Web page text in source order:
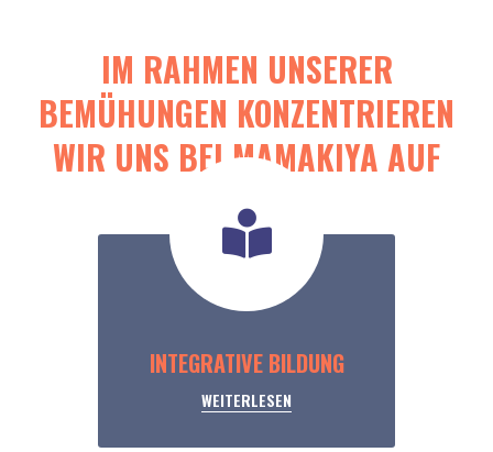
IM RAHMEN UNSERER
BEMÜHUNGEN KONZENTRIEREN
WIR UNS BEI MAMAKIYA AUF
INTEGRATIVE BILDUNG
WEITERLESEN